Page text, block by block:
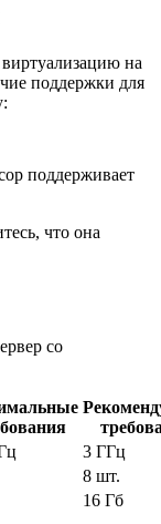
на
поддержки для
поддерживает
что она
со
3 ГГц
8 шт.
16 Гб